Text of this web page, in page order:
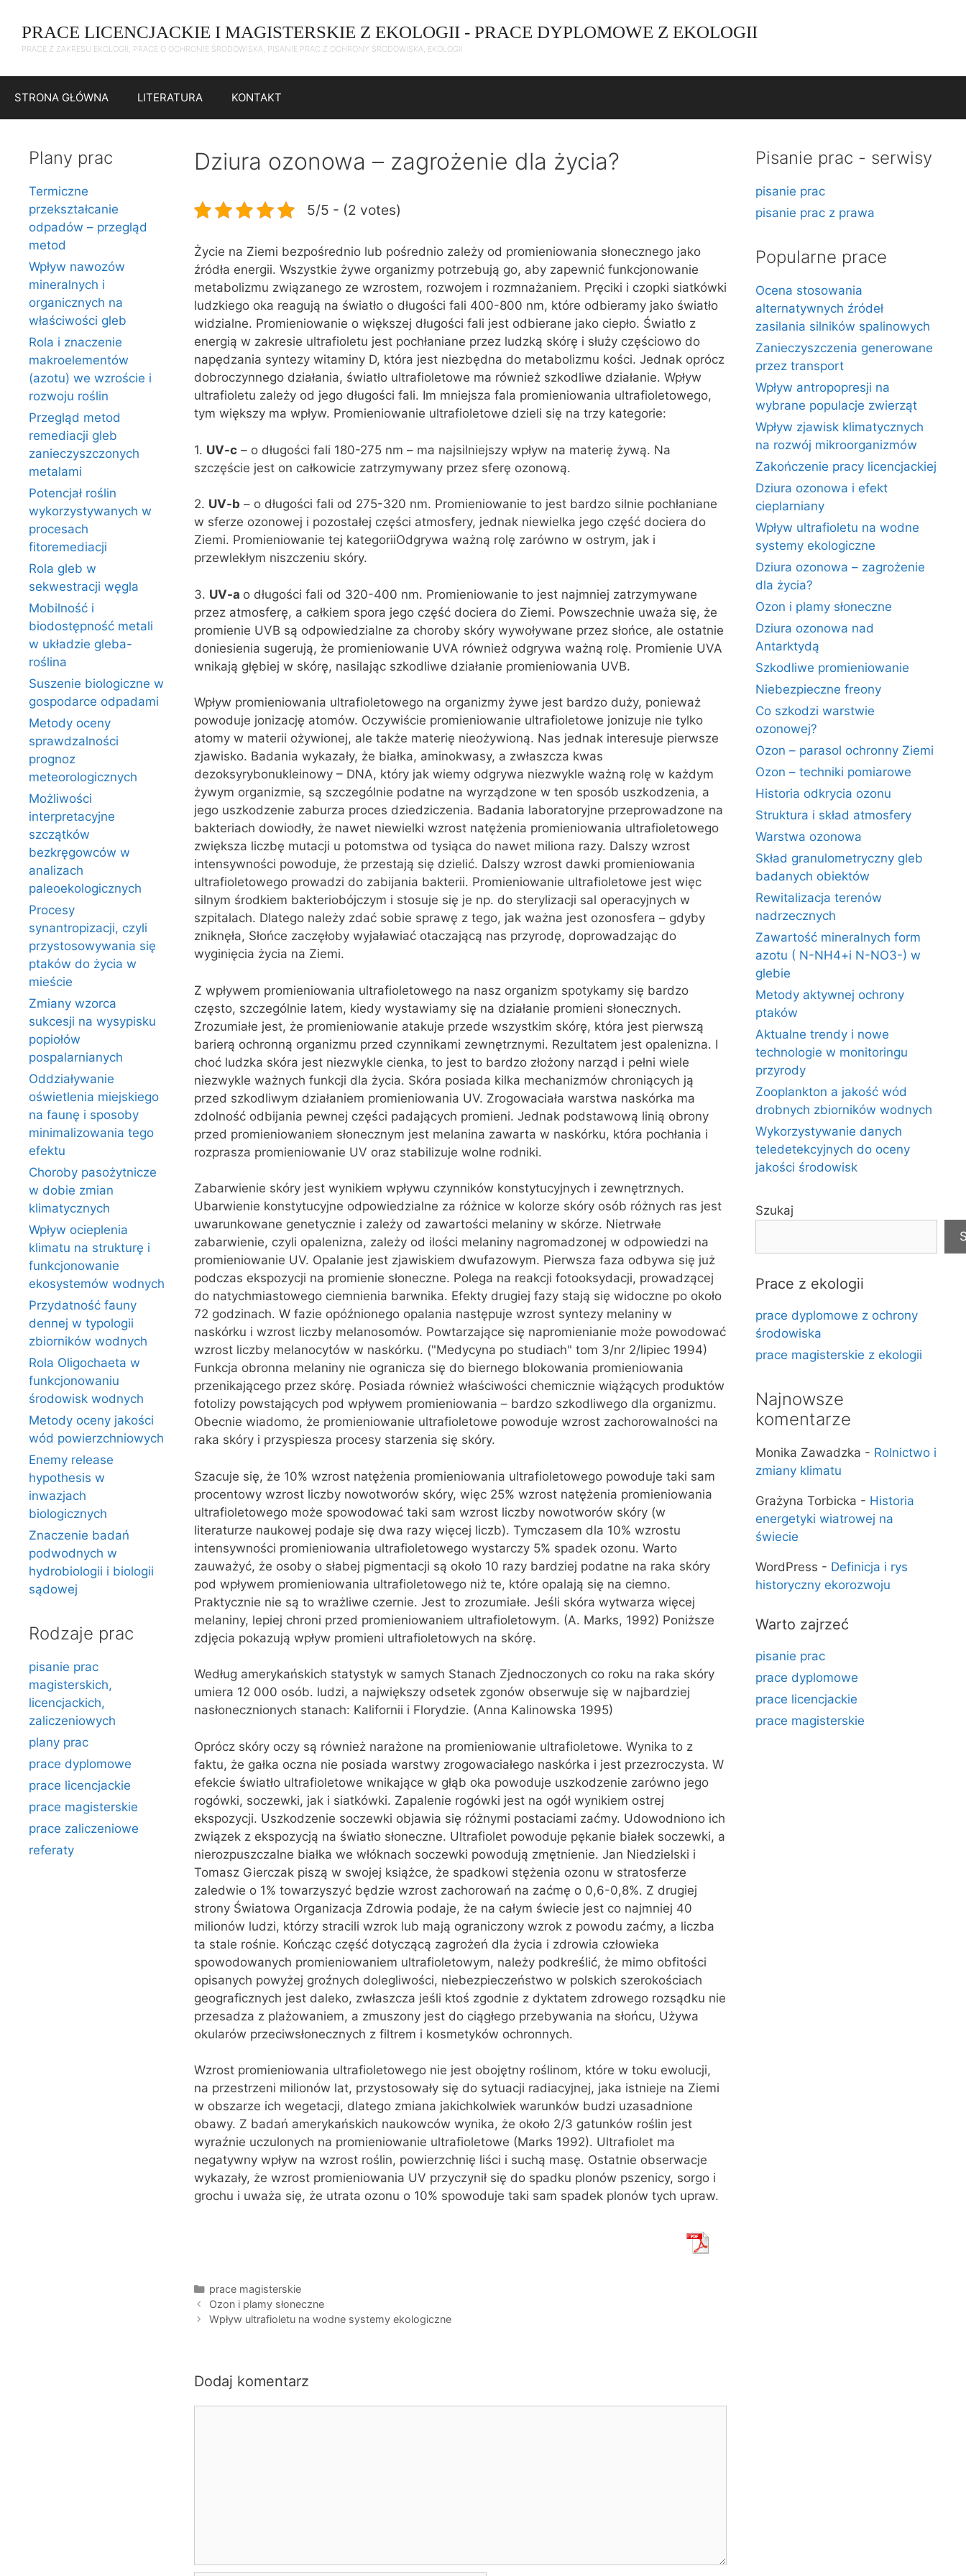
treści
PRACE LICENCJACKIE I MAGISTERSKIE Z EKOLOGII - PRACE DYPLOMOWE Z EKOLOGII
PRACE Z ZAKRESU EKOLOGII, PRACE O OCHRONIE ŚRODOWISKA, PISANIE PRAC Z OCHRONY ŚRODOWISKA, EKOLOGII
STRONA GŁÓWNA LITERATURA KONTAKT
Dziura ozonowa – zagrożenie dla życia?
5/5 - (2 votes)
Życie na Ziemi bezpośrednio lub pośrednio zależy od promieniowania słonecznego jako
źródła energii. Wszystkie żywe organizmy potrzebują go, aby zapewnić funkcjonowanie
metabolizmu związanego ze wzrostem, rozwojem i rozmnażaniem. Pręciki i czopki siatkówki
ludzkiego oka reagują na światło o długości fali 400-800 nm, które odbieramy jako światło
widzialne. Promieniowanie o większej długości fali jest odbierane jako ciepło. Światło z
energią w zakresie ultrafioletu jest pochłaniane przez ludzką skórę i służy częściowo do
napędzania syntezy witaminy D, która jest niezbędna do metabolizmu kości. Jednak oprócz
dobroczynnego działania, światło ultrafioletowe ma również szkodliwe działanie. Wpływ
ultrafioletu zależy od jego długości fali. Im mniejsza fala promieniowania ultrafioletowego,
tym większy ma wpływ. Promieniowanie ultrafioletowe dzieli się na trzy kategorie:
1. UV-c– o długości fali 180-275 nm – ma najsilniejszy wpływ na materię żywą. Na
szczęście jest on całkowicie zatrzymywany przez sferę ozonową.
2. UV-b – o długości fali od 275-320 nm. Promieniowanie to jest bardzo silnie pochłaniane
w sferze ozonowej i pozostałej części atmosfery, jednak niewielka jego część dociera do
Ziemi. Promieniowanie tej kategoriiOdgrywa ważną rolę zarówno w ostrym, jak i
przewlekłym niszczeniu skóry.
3. UV-a o długości fali od 320-400 nm. Promieniowanie to jest najmniej zatrzymywane
przez atmosferę, a całkiem spora jego część dociera do Ziemi. Powszechnie uważa się, że
promienie UVB są odpowiedzialne za choroby skóry wywoływane przez słońce, ale ostatnie
doniesienia sugerują, że promieniowanie UVA również odgrywa ważną rolę. Promienie UVA
wnikają głębiej w skórę, nasilając szkodliwe działanie promieniowania UVB.
Wpływ promieniowania ultrafioletowego na organizmy żywe jest bardzo duży, ponieważ
powoduje jonizację atomów. Oczywiście promieniowanie ultrafioletowe jonizuje nie tylko
atomy w materii ożywionej, ale także materię nieożywioną. Nas jednak interesuje pierwsze
zjawisko. Badania wykazały, że białka, aminokwasy, a zwłaszcza kwas
dezoksyrybonukleinowy – DNA, który jak wiemy odgrywa niezwykle ważną rolę w każdym
żywym organizmie, są szczególnie podatne na wyrządzone w ten sposób uszkodzenia, a
jego uszkodzenie zaburza proces dziedziczenia. Badania laboratoryjne przeprowadzone na
bakteriach dowiodły, że nawet niewielki wzrost natężenia promieniowania ultrafioletowego
zwiększa liczbę mutacji u potomstwa od tysiąca do nawet miliona razy. Dalszy wzrost
intensywności powoduje, że przestają się dzielić. Dalszy wzrost dawki promieniowania
ultrafioletowego prowadzi do zabijania bakterii. Promieniowanie ultrafioletowe jest więc
silnym środkiem bakteriobójczym i stosuje się je np. do sterylizacji sal operacyjnych w
szpitalach. Dlatego należy zdać sobie sprawę z tego, jak ważna jest ozonosfera – gdyby
zniknęła, Słońce zaczęłoby wyjaławiać otaczającą nas przyrodę, doprowadzając do
wyginięcia życia na Ziemi.
Z wpływem promieniowania ultrafioletowego na nasz organizm spotykamy się bardzo
często, szczególnie latem, kiedy wystawiamy się na działanie promieni słonecznych.
Zrozumiałe jest, że promieniowanie atakuje przede wszystkim skórę, która jest pierwszą
barierą ochronną organizmu przed czynnikami zewnętrznymi. Rezultatem jest opalenizna. I
choć ludzka skóra jest niezwykle cienka, to jest to bardzo złożony narząd i pełni wiele
niezwykle ważnych funkcji dla życia. Skóra posiada kilka mechanizmów chroniących ją
przed szkodliwym działaniem promieniowania UV. Zrogowaciała warstwa naskórka ma
zdolność odbijania pewnej części padających promieni. Jednak podstawową linią obrony
przed promieniowaniem słonecznym jest melanina zawarta w naskórku, która pochłania i
rozprasza promieniowanie UV oraz stabilizuje wolne rodniki.
Zabarwienie skóry jest wynikiem wpływu czynników konstytucyjnych i zewnętrznych.
Ubarwienie konstytucyjne odpowiedzialne za różnice w kolorze skóry osób różnych ras jest
uwarunkowane genetycznie i zależy od zawartości melaniny w skórze. Nietrwałe
zabarwienie, czyli opalenizna, zależy od ilości melaniny nagromadzonej w odpowiedzi na
promieniowanie UV. Opalanie jest zjawiskiem dwufazowym. Pierwsza faza odbywa się już
podczas ekspozycji na promienie słoneczne. Polega na reakcji fotooksydacji, prowadzącej
do natychmiastowego ciemnienia barwnika. Efekty drugiej fazy stają się widoczne po około
72 godzinach. W fazie opóźnionego opalania następuje wzrost syntezy melaniny w
naskórku i wzrost liczby melanosomów. Powtarzające się napromienianie może powodować
wzrost liczby melanocytów w naskórku. ("Medycyna po studiach" tom 3/nr 2/lipiec 1994)
Funkcja obronna melaniny nie ogranicza się do biernego blokowania promieniowania
przenikającego przez skórę. Posiada również właściwości chemicznie wiążących produktów
fotolizy powstających pod wpływem promieniowania – bardzo szkodliwego dla organizmu.
Obecnie wiadomo, że promieniowanie ultrafioletowe powoduje wzrost zachorowalności na
raka skóry i przyspiesza procesy starzenia się skóry.
Szacuje się, że 10% wzrost natężenia promieniowania ultrafioletowego powoduje taki sam
procentowy wzrost liczby nowotworów skóry, więc 25% wzrost natężenia promieniowania
ultrafioletowego może spowodować taki sam wzrost liczby nowotworów skóry (w
literaturze naukowej podaje się dwa razy więcej liczb). Tymczasem dla 10% wzrostu
intensywności promieniowania ultrafioletowego wystarczy 5% spadek ozonu. Warto
zauważyć, że osoby o słabej pigmentacji są około 10 razy bardziej podatne na raka skóry
pod wpływem promieniowania ultrafioletowego niż te, które opalają się na ciemno.
Praktycznie nie są to wrażliwe czernie. Jest to zrozumiałe. Jeśli skóra wytwarza więcej
melaniny, lepiej chroni przed promieniowaniem ultrafioletowym. (A. Marks, 1992) Poniższe
zdjęcia pokazują wpływ promieni ultrafioletowych na skórę.
Według amerykańskich statystyk w samych Stanach Zjednoczonych co roku na raka skóry
umiera 12 000 osób. ludzi, a największy odsetek zgonów obserwuje się w najbardziej
nasłonecznionych stanach: Kalifornii i Florydzie. (Anna Kalinowska 1995)
Oprócz skóry oczy są również narażone na promieniowanie ultrafioletowe. Wynika to z
faktu, że gałka oczna nie posiada warstwy zrogowaciałego naskórka i jest przezroczysta. W
efekcie światło ultrafioletowe wnikające w głąb oka powoduje uszkodzenie zarówno jego
rogówki, soczewki, jak i siatkówki. Zapalenie rogówki jest na ogół wynikiem ostrej
ekspozycji. Uszkodzenie soczewki objawia się różnymi postaciami zaćmy. Udowodniono ich
związek z ekspozycją na światło słoneczne. Ultrafiolet powoduje pękanie białek soczewki, a
nierozpuszczalne białka we włóknach soczewki powodują zmętnienie. Jan Niedzielski i
Tomasz Gierczak piszą w swojej książce, że spadkowi stężenia ozonu w stratosferze
zaledwie o 1% towarzyszyć będzie wzrost zachorowań na zaćmę o 0,6-0,8%. Z drugiej
strony Światowa Organizacja Zdrowia podaje, że na całym świecie jest co najmniej 40
milionów ludzi, którzy stracili wzrok lub mają ograniczony wzrok z powodu zaćmy, a liczba
ta stale rośnie. Kończąc część dotyczącą zagrożeń dla życia i zdrowia człowieka
spowodowanych promieniowaniem ultrafioletowym, należy podkreślić, że mimo obfitości
opisanych powyżej groźnych dolegliwości, niebezpieczeństwo w polskich szerokościach
geograficznych jest daleko, zwłaszcza jeśli ktoś zgodnie z dyktatem zdrowego rozsądku nie
przesadza z plażowaniem, a zmuszony jest do ciągłego przebywania na słońcu, Używa
okularów przeciwsłonecznych z filtrem i kosmetyków ochronnych.
Wzrost promieniowania ultrafioletowego nie jest obojętny roślinom, które w toku ewolucji,
na przestrzeni milionów lat, przystosowały się do sytuacji radiacyjnej, jaka istnieje na Ziemi
w obszarze ich wegetacji, dlatego zmiana jakichkolwiek warunków budzi uzasadnione
obawy. Z badań amerykańskich naukowców wynika, że około 2/3 gatunków roślin jest
wyraźnie uczulonych na promieniowanie ultrafioletowe (Marks 1992). Ultrafiolet ma
negatywny wpływ na wzrost roślin, powierzchnię liści i suchą masę. Ostatnie obserwacje
wykazały, że wzrost promieniowania UV przyczynił się do spadku plonów pszenicy, sorgo i
grochu i uważa się, że utrata ozonu o 10% spowoduje taki sam spadek plonów tych upraw.
Kategorie
prace magisterskie
Ozon i plamy słoneczne
Wpływ ultrafioletu na wodne systemy ekologiczne
Dodaj komentarz
Plany prac
Termiczne
przekształcanie
odpadów – przegląd
metod
Wpływ nawozów
mineralnych i
organicznych na
właściwości gleb
Rola i znaczenie
makroelementów
(azotu) we wzroście i
rozwoju roślin
Przegląd metod
remediacji gleb
zanieczyszczonych
metalami
Potencjał roślin
wykorzystywanych w
procesach
fitoremediacji
Rola gleb w
sekwestracji węgla
Mobilność i
biodostępność metali
w układzie gleba-
roślina
Suszenie biologiczne w
gospodarce odpadami
Metody oceny
sprawdzalności
prognoz
meteorologicznych
Możliwości
interpretacyjne
szczątków
bezkręgowców w
analizach
paleoekologicznych
Procesy
synantropizacji, czyli
przystosowywania się
ptaków do życia w
mieście
Zmiany wzorca
sukcesji na wysypisku
popiołów
pospalarnianych
Oddziaływanie
oświetlenia miejskiego
na faunę i sposoby
minimalizowania tego
efektu
Choroby pasożytnicze
w dobie zmian
klimatycznych
Wpływ ocieplenia
klimatu na strukturę i
funkcjonowanie
ekosystemów wodnych
Przydatność fauny
dennej w typologii
zbiorników wodnych
Rola Oligochaeta w
funkcjonowaniu
środowisk wodnych
Metody oceny jakości
wód powierzchniowych
Enemy release
hypothesis w
inwazjach
biologicznych
Znaczenie badań
podwodnych w
hydrobiologii i biologii
sądowej
Rodzaje prac
pisanie prac
magisterskich,
licencjackich,
zaliczeniowych
plany prac
prace dyplomowe
prace licencjackie
prace magisterskie
prace zaliczeniowe
referaty
Pisanie prac - serwisy
pisanie prac
pisanie prac z prawa
Popularne prace
Ocena stosowania
alternatywnych źródeł
zasilania silników spalinowych
Zanieczyszczenia generowane
przez transport
Wpływ antropopresji na
wybrane populacje zwierząt
Wpływ zjawisk klimatycznych
na rozwój mikroorganizmów
Zakończenie pracy licencjackiej
Dziura ozonowa i efekt
cieplarniany
Wpływ ultrafioletu na wodne
systemy ekologiczne
Dziura ozonowa – zagrożenie
dla życia?
Ozon i plamy słoneczne
Dziura ozonowa nad
Antarktydą
Szkodliwe promieniowanie
Niebezpieczne freony
Co szkodzi warstwie
ozonowej?
Ozon – parasol ochronny Ziemi
Ozon – techniki pomiarowe
Historia odkrycia ozonu
Struktura i skład atmosfery
Warstwa ozonowa
Skład granulometryczny gleb
badanych obiektów
Rewitalizacja terenów
nadrzecznych
Zawartość mineralnych form
azotu ( N-NH4+i N-NO3-) w
glebie
Metody aktywnej ochrony
ptaków
Aktualne trendy i nowe
technologie w monitoringu
przyrody
Zooplankton a jakość wód
drobnych zbiorników wodnych
Wykorzystywanie danych
teledetekcyjnych do oceny
jakości środowisk
Szukaj
Prace z ekologii
prace dyplomowe z ochrony
środowiska
prace magisterskie z ekologii
Najnowsze
komentarze
Monika Zawadzka - Rolnictwo i
zmiany klimatu
Grażyna Torbicka - Historia
energetyki wiatrowej na
świecie
WordPress - Definicja i rys
historyczny ekorozwoju
Warto zajrzeć
pisanie prac
prace dyplomowe
prace licencjackie
prace magisterskie